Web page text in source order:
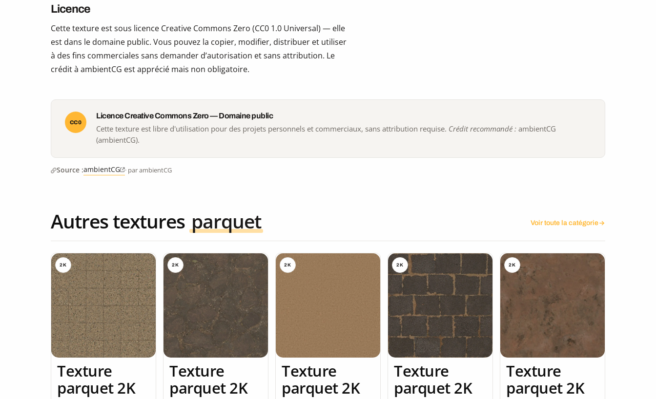
Licence
Cette texture est sous licence Creative Commons Zero (CC0 1.0 Universal) — elle
est dans le domaine public. Vous pouvez la copier, modifier, distribuer et utiliser
à des fins commerciales sans demander d’autorisation et sans attribution. Le
crédit à ambientCG est apprécié mais non obligatoire.
CC0
Licence Creative Commons Zero — Domaine public
Cette texture est libre d'utilisation pour des projets personnels et commerciaux, sans attribution requise. Crédit recommandé : ambientCG
(ambientCG).
Source :ambientCG · par ambientCG
Autres textures parquet Voir toute la catégorie
2K
Texture
parquet 2K
2K
Texture
parquet 2K
2K
Texture
parquet 2K
2K
Texture
parquet 2K
2K
Texture
parquet 2K